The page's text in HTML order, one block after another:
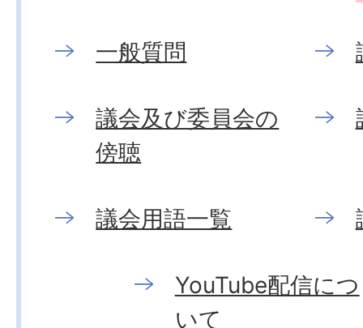
一般質問
議会及び委員会の
傍聴
議会用語一覧
YouTube配信につ
いて